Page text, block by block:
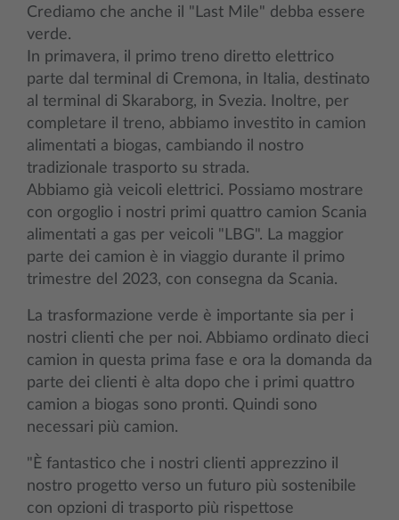
Crediamo che anche il "Last Mile" debba essere
verde.
In primavera, il primo treno diretto elettrico
parte dal terminal di Cremona, in Italia, destinato
al terminal di Skaraborg, in Svezia. Inoltre, per
completare il treno, abbiamo investito in camion
alimentati a biogas, cambiando il nostro
tradizionale trasporto su strada.
Abbiamo già veicoli elettrici. Possiamo mostrare
con orgoglio i nostri primi quattro camion Scania
alimentati a gas per veicoli "LBG". La maggior
parte dei camion è in viaggio durante il primo
trimestre del 2023, con consegna da Scania.
La trasformazione verde è importante sia per i
nostri clienti che per noi. Abbiamo ordinato dieci
camion in questa prima fase e ora la domanda da
parte dei clienti è alta dopo che i primi quattro
camion a biogas sono pronti. Quindi sono
necessari più camion.
"È fantastico che i nostri clienti apprezzino il
nostro progetto verso un futuro più sostenibile
con opzioni di trasporto più rispettose